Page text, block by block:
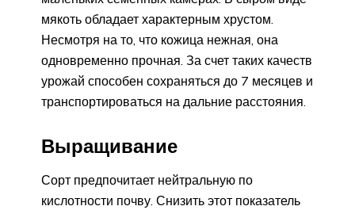
мякоть обладает характерным хрустом.
Несмотря на то, что кожица нежная, она
одновременно прочная. За счет таких качеств
урожай способен сохраняться до 7 месяцев и
транспортироваться на дальние расстояния.
Выращивание
Сорт предпочитает нейтральную по
кислотности почву. Снизить этот показатель